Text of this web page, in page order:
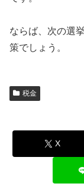
ならば、次の選
策でしょう。
税金
X